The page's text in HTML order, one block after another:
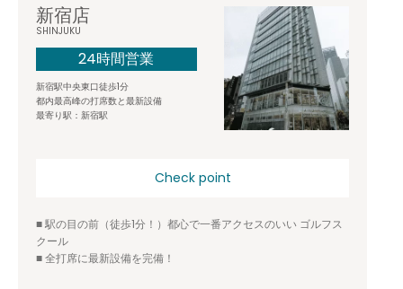
新宿店
SHINJUKU
24時間営業
新宿駅中央東口徒歩1分
都内最高峰の打席数と最新設備
最寄り駅：新宿駅
Check point
■ 駅の目の前（徒歩1分！）都心で一番アクセスのいい ゴルフス
クール
■ 全打席に最新設備を完備！